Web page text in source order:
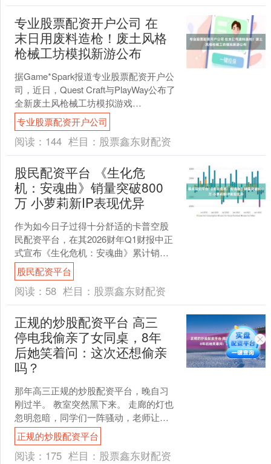
专业股票配资开户公司 在
末日用废料造枪！废土风格
枪械工坊模拟新游公布
据Game*Spark报道专业股票配资开户公
司，近日，Quest Craft与PlayWay公布了
全新废土风枪械工坊模拟游戏
《Wasteland Gunsmit....
专业股票配资开户公司
阅读： 144 栏目： 股票鑫东财配资
股民配资平台 《生化危
机：安魂曲》销量突破800
万 小萝莉新IP表现优异
作为如今日子过得十分舒适的卡普空股
民配资平台，在其2026财年Q1财报中正
式宣布《生化危机：安魂曲》累计销量
达到800万份，而全新IP《识质存在》的
累计销量也已....
股民配资平台
阅读： 58 栏目： 股票鑫东财配资
正规的炒股配资平台 高三
停电我偷亲了女同桌，8年
后她笑着问：这次还想偷亲
吗？
那年高三正规的炒股配资平台，晚自习
刚过半。 教室突然黑下来。 走廊的灯也
忽明忽暗，同学们一阵骚动，老师让大
家安静，别慌。 我却在慌。 不是因为停
电。是因为她。 ....
正规的炒股配资平台
阅读： 175 栏目： 股票鑫东财配资